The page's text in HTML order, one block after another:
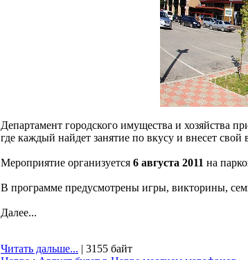
Департамент городского имущества и хозяйства
где каждый найдет занятие по вкусу и внесет
Мероприятие организуется 6 августа 2011 на
В программе предусмотрены игры, викторины,
Далее...
Читать дальше... | 3155 байт